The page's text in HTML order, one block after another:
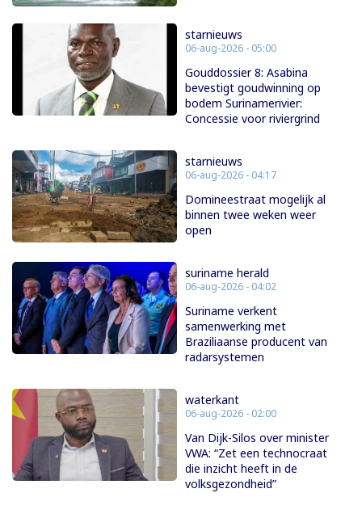
starnieuws
06-aug-2026 - 05:00
Gouddossier 8: Asabina
bevestigt goudwinning op
bodem Surinamerivier:
Concessie voor riviergrind
starnieuws
06-aug-2026 - 04:17
Domineestraat mogelijk al
binnen twee weken weer
open
suriname herald
06-aug-2026 - 04:02
Suriname verkent
samenwerking met
Braziliaanse producent van
radarsystemen
waterkant
06-aug-2026 - 02:00
Van Dijk-Silos over minister
VWA: “Zet een technocraat
die inzicht heeft in de
volksgezondheid”